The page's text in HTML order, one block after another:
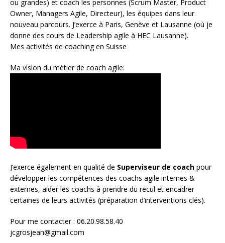
ou grandes) et coach les personnes (Scrum Master, Product
Owner, Managers Agile, Directeur), les équipes dans leur
nouveau parcours. J’exerce à Paris, Genève et Lausanne (où je
donne des cours de Leadership agile à HEC Lausanne).
Mes activités de coaching en Suisse
Ma vision du métier de coach agile:
J’exerce également en qualité de Superviseur de coach pour
développer les compétences des coachs agile internes &
externes, aider les coachs à prendre du recul et encadrer
certaines de leurs activités (préparation d’interventions clés).
Pour me contacter : 06.20.98.58.40
jcgrosjean@gmail.com